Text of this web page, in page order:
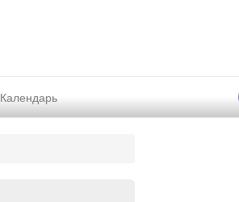
Календарь